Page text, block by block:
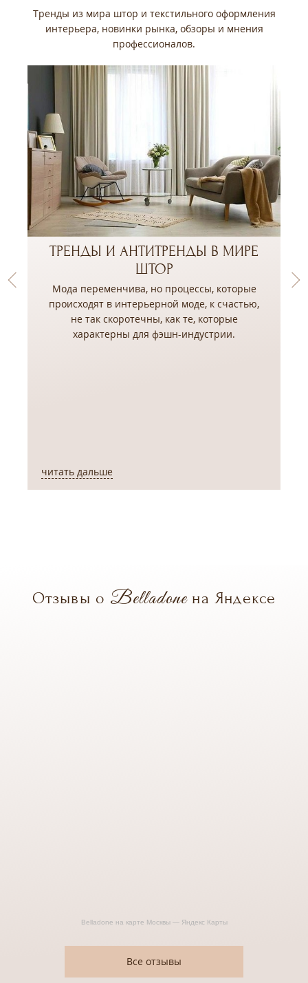
Тренды из мира штор и текстильного оформления
интерьера, новинки рынка, обзоры и мнения
профессионалов.
ТРЕНДЫ И АНТИТРЕНДЫ В МИРЕ
ШТОР
Мода переменчива, но процессы, которые
происходят в интерьерной моде, к счастью,
не так скоротечны, как те, которые
характерны для фэшн-индустрии.
читать дальше
Отзывы о Belladoneна Яндексе
Belladone на карте Москвы — Яндекс Карты
Все отзывы